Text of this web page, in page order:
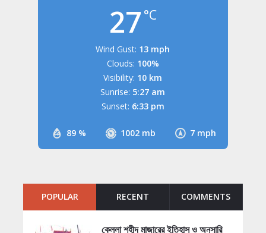
27 °C
89 % 1002 mb 7 mph
Wind Gust: 13 mph
Clouds: 100%
Visibility: 10 km
Sunrise: 5:27 am
Sunset: 6:33 pm
POPULAR RECENT COMMENTS
কেল্লা শহীদ মাজারের ইতিহাস ও অনুসারি